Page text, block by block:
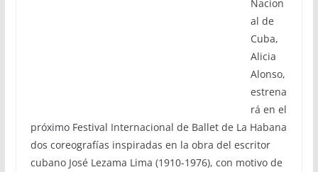
Nacion
al de
Cuba,
Alicia
Alonso,
estrena
rá en el
próximo Festival Internacional de Ballet de La Habana
dos coreografías inspiradas en la obra del escritor
cubano José Lezama Lima (1910-1976), con motivo de